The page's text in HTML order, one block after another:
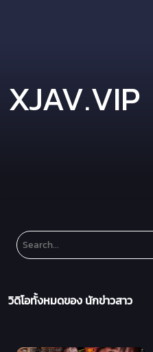
XJAV.VIP
วิดิโอทั้งหมดของ นักข่าวสาว